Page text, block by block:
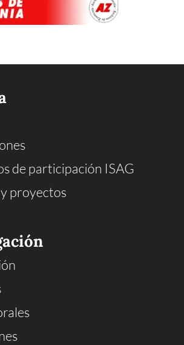
de participación ISAG
proyectos